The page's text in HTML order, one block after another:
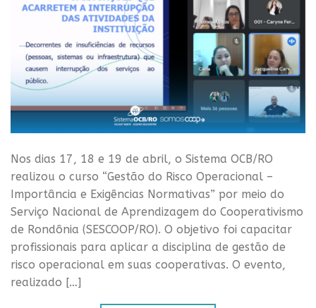
Nos dias 17, 18 e 19 de abril, o Sistema OCB/RO
realizou o curso “Gestão do Risco Operacional –
Importância e Exigências Normativas” por meio do
Serviço Nacional de Aprendizagem do Cooperativismo
de Rondônia (SESCOOP/RO). O objetivo foi capacitar
profissionais para aplicar a disciplina de gestão de
risco operacional em suas cooperativas. O evento,
realizado […]